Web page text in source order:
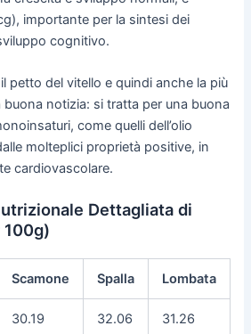
importante per la sintesi dei
cognitivo.
petto del vitello e quindi anche la più
buona notizia: si tratta per una buona
come quelli dell’olio
molteplici proprietà positive, in
cardiovascolare.
Dettagliata di
100g)
Scamone Spalla Lombata
30.19 32.06 31.26